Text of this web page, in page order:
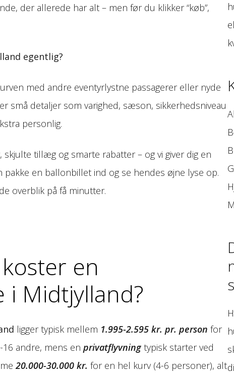
der allerede har alt – men før du klikker “køb”,
egentlig?
med andre eventyrlystne passagerer eller nyde
små detaljer som varighed, sæson, sikkerhedsniveau
personlig.
skjulte tillæg og smarte rabatter – og vi giver dig en
en ballonbillet ind og se hendes øjne lyse op.
overblik på få minutter.
en
i Midtjylland?
ligger typisk mellem 1.995-2.595 kr. pr. person for
andre, mens en privatflyvning typisk starter ved
20.000-30.000 kr. for en hel kurv (4-6 personer), alt